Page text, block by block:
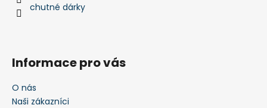
chutné dárky
Informace pro vás
O nás
Naši zákazníci